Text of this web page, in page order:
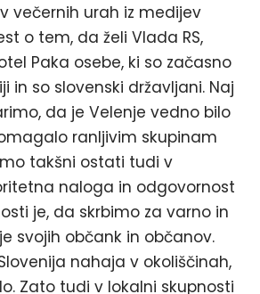
večernih urah iz medijev
o tem, da želi Vlada RS,
Paka osebe, ki so začasno
in so slovenski državljani. Naj
da je Velenje vedno bilo
ranljivim skupinam
takšni ostati tudi v
naloga in odgovornost
je, da skrbimo za varno in
svojih občank in občanov.
nahaja v okoliščinah,
Zato tudi v lokalni skupnosti